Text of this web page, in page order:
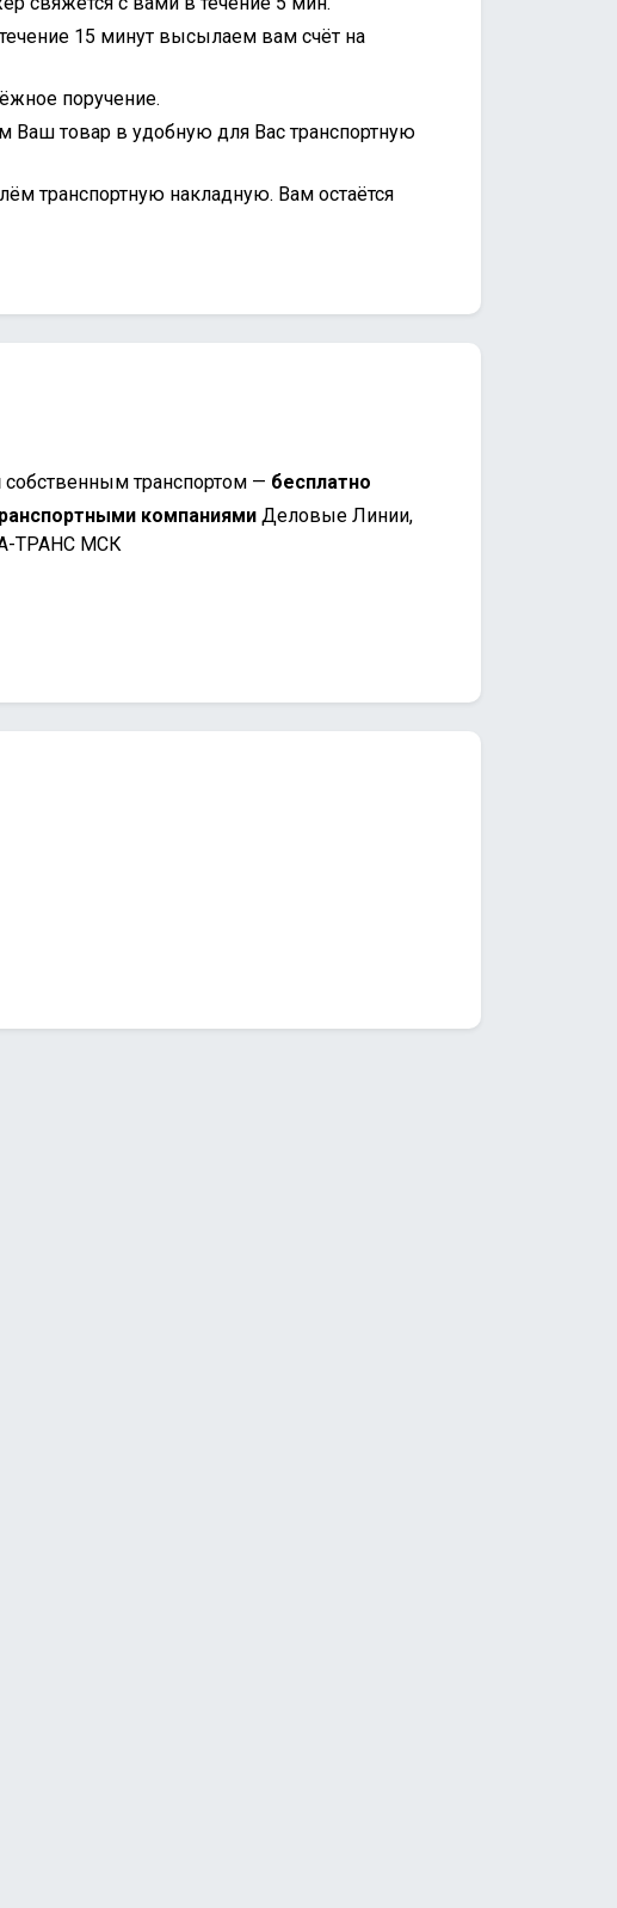
15 минут высылаем вам счёт на
поручение.
Ваш товар в удобную для Вас транспортную
транспортную накладную. Вам остаётся
собственным транспортом — бесплатно
компаниями Деловые Линии,
ТРАНС МСК